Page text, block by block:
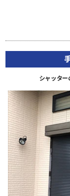
シャッター